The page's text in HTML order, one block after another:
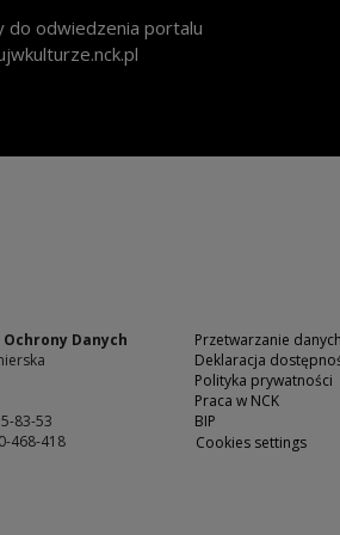
do odwiedzenia portalu
Danych
83-53
468-418
Przetwarzanie
Deklaracja
Polityka prywatności
Praca w NCK
BIP
Cookies settings